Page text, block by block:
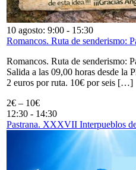
10 agosto: 9:00 - 15:30
Romancos. Ruta de senderismo:
Romancos. Ruta de senderismo:
Salida a las 09,00 horas desde la
2 euros por ruta. 10€ por seis […]
2€ – 10€
12:30 - 14:30
Pastrana. XXXVII Interpueblos